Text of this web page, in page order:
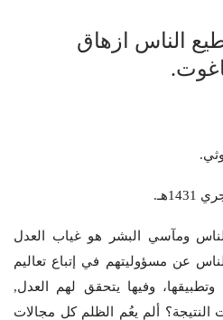
الناس ازهاق
ومآسي البشر هو غياب العدل
عن مسؤوليتهم في إتباع تعاليم
وتطبيقها، وفيها يتحقق لهم العدل,
النتيجة؟ ألم يعُم الظلم كل مجالات